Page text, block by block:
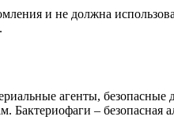
и не должна
агенты,
– безопасная